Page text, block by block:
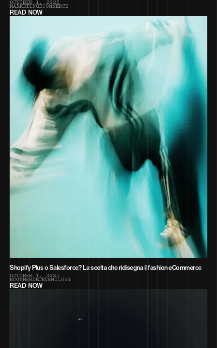
O CTOBER 1 , 2 0 2 5
MARKETIN GEC OMMERCE
READ NOW
Shopify Plus o Salesforce? La scelta che ridisegna il fashion eCommerce
O CTOBER 1 , 2 0 2 5
EC OMMERCETECHN O LO G Y
READ NOW